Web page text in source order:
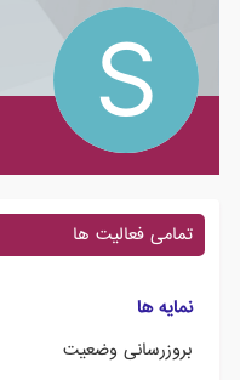
تمامی فعالیت ها
نمایه ها
بروزرسانی وضعیت